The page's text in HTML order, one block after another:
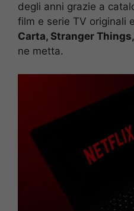
degli anni grazie a
film e serie TV originali
Carta, Stranger
ne metta.